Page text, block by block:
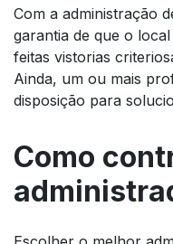
Com a administração
garantia de que o
feitas vistorias
Ainda, um ou mais
disposição para
Como